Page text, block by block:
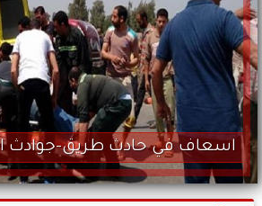
اسعاف في حادث طريق-جوادث